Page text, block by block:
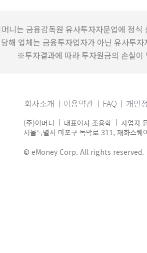
니는 금융감독원 유사투자자문업에 정식
해 업체는 금융투자업자가 아닌 유사투
※투자결과에 따라 투자원금의 손실이
회사소개 이용약관 FAQ 개인
(주)이머니 대표이사 조용학
사업자
서울특별시 마포구 독막로 311, 재화스
© eMoney Corp. All rights reserved.